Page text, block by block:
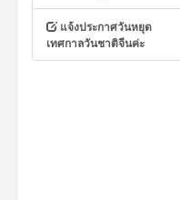
แจ้งประกาศวันหยุด
เทศกาลวันชาติจีนค่ะ